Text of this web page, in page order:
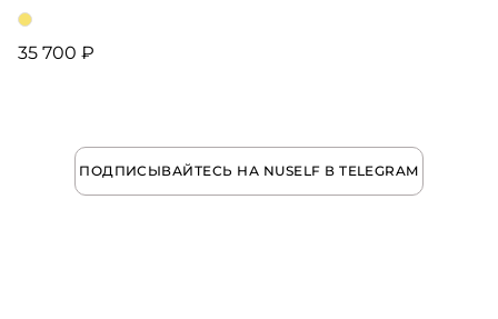
35 700 ₽
ПОДПИСЫВАЙТЕСЬ НА NUSELF В TELEGRAM